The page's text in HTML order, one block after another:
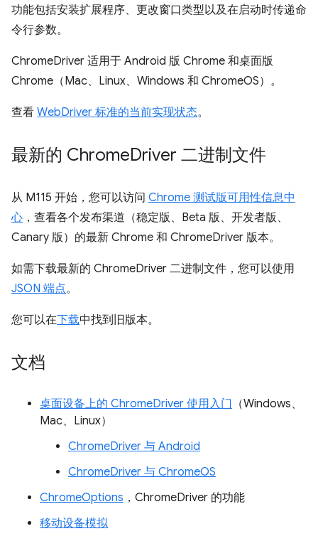
功能包括安装扩展程序、更改窗口类型以及在启动时传递命
令行参数。
ChromeDriver 适用于 Android 版 Chrome 和桌面版
Chrome（Mac、Linux、Windows 和 ChromeOS）。
查看 WebDriver 标准的当前实现状态。
最新的 ChromeDriver 二进制文件
从 M115 开始，您可以访问 Chrome 测试版可用性信息中
心 ，查看各个发布渠道（稳定版、Beta 版、开发者版、
Canary 版）的最新 Chrome 和 ChromeDriver 版本。
如需下载最新的 ChromeDriver 二进制文件，您可以使用
JSON 端点。
您可以在下载中找到旧版本。
文档
桌面设备上的 ChromeDriver 使用入门 （Windows、
Mac、Linux）
ChromeDriver 与 Android
ChromeDriver 与 ChromeOS
ChromeOptions ，ChromeDriver 的功能
移动设备模拟